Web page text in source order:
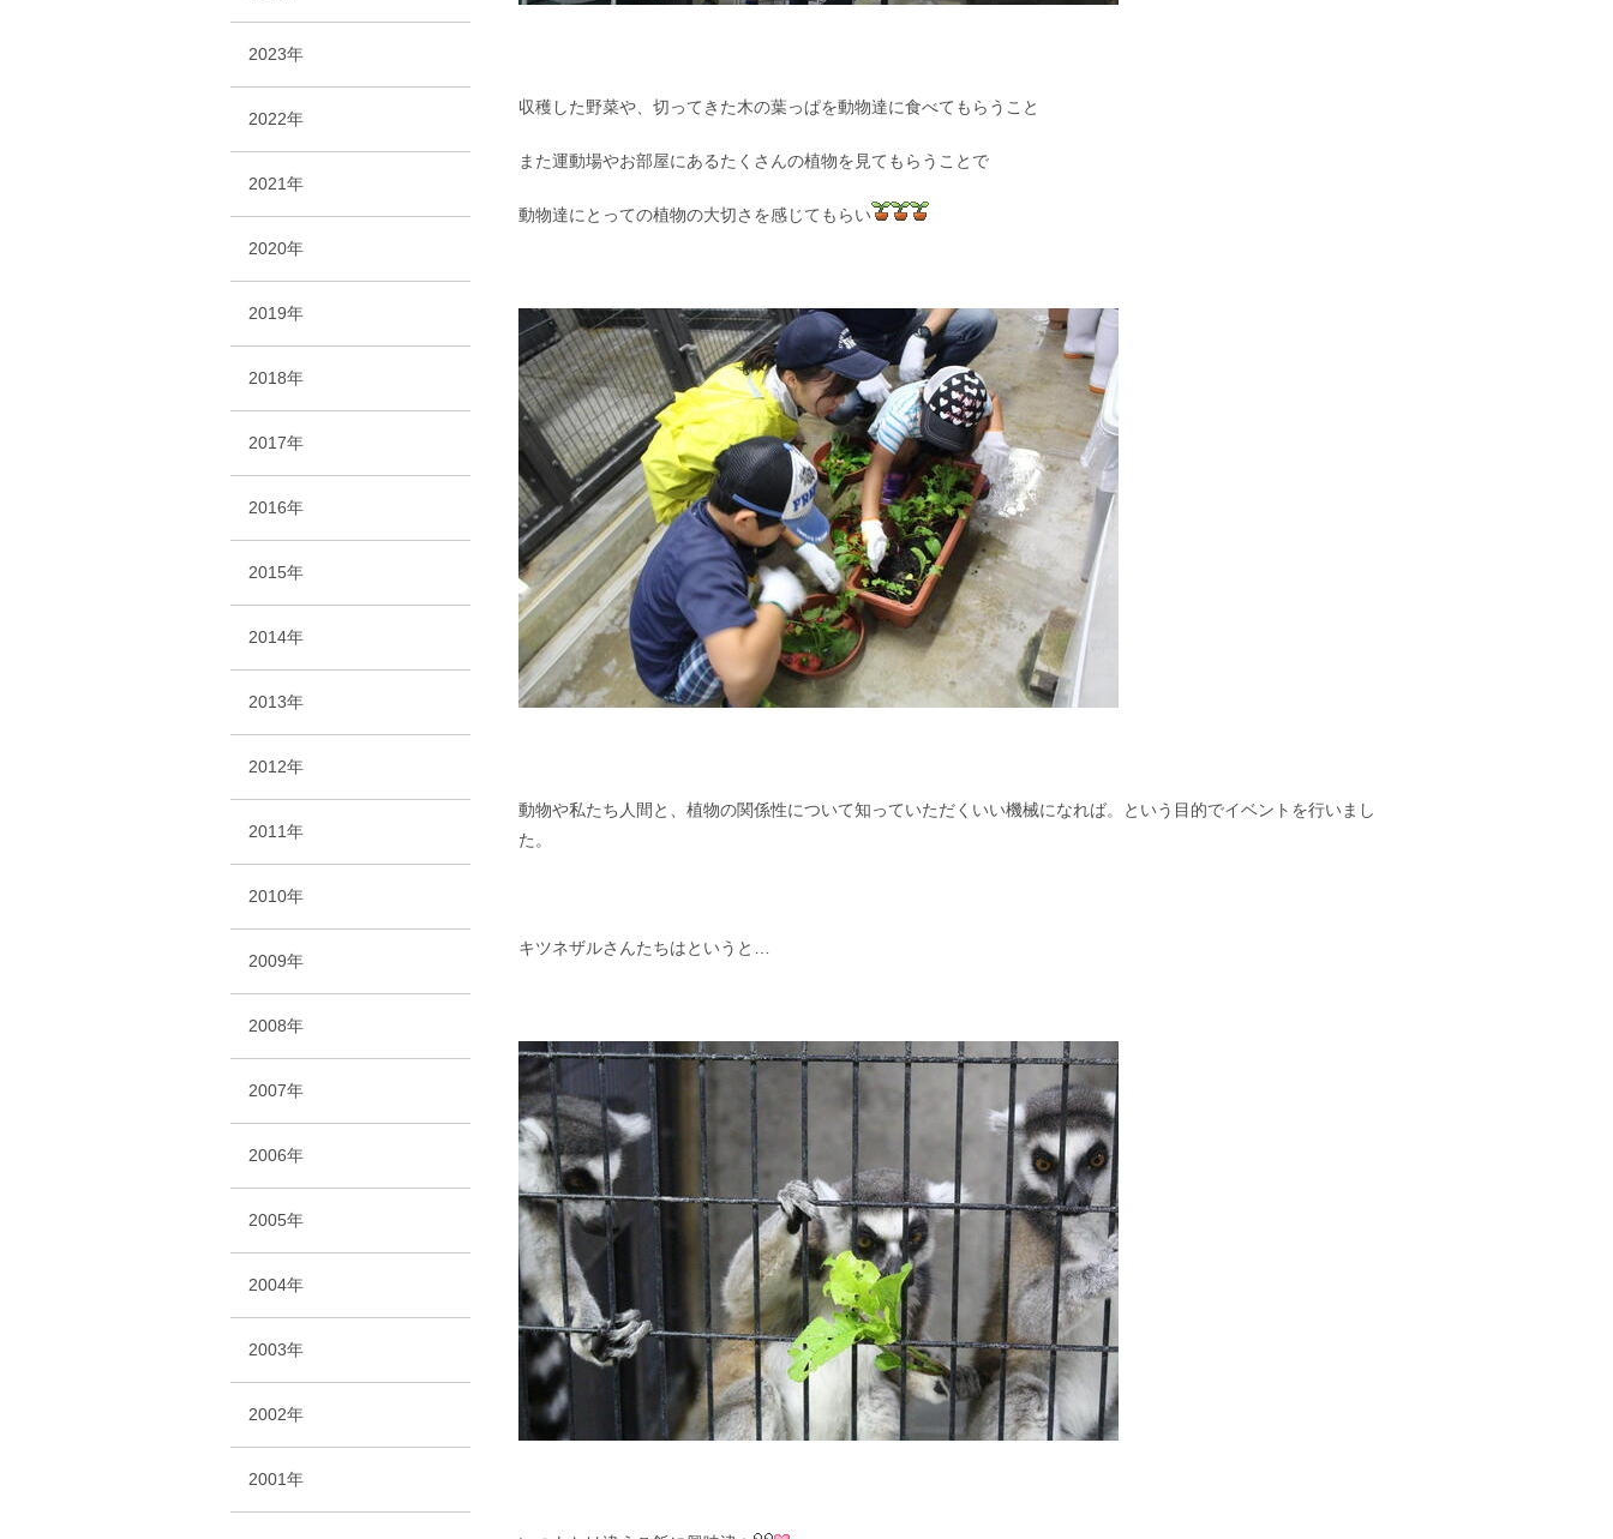
収穫した野菜や、切ってきた木の葉っぱを動物達に食べてもらうこと
また運動場やお部屋にあるたくさんの植物を見てもらうことで
動物達にとっての植物の大切さを感じてもらい
動物や私たち人間と、植物の関係性について知っていただくいい機械になれば。という目的でイベントを行いまし
た。
キツネザルさんたちはというと…
2023年
2022年
2021年
2020年
2019年
2018年
2017年
2016年
2015年
2014年
2013年
2012年
2011年
2010年
2009年
2008年
2007年
2006年
2005年
2004年
2003年
2002年
2001年